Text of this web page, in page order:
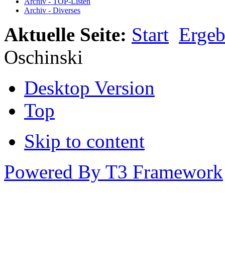
Archiv - Diverses
Aktuelle Seite: Start
Oschinski
Desktop Version
Top
Skip to content
Powered By T3 Framework